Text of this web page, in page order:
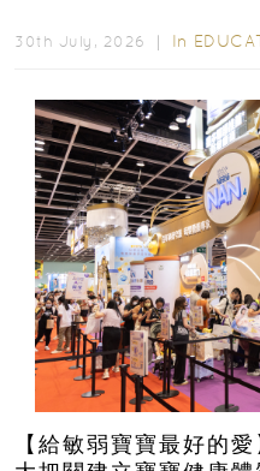
30th July, 2026 ｜ In
【給敏弱寶寶最好的